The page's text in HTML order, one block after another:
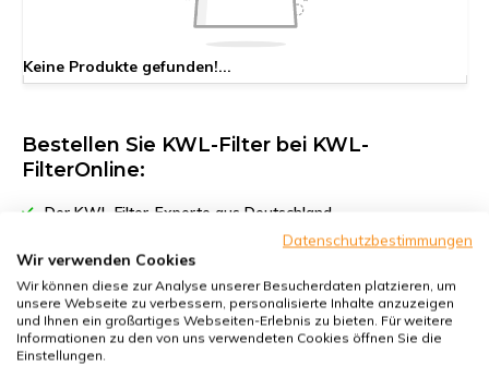
Keine Produkte gefunden!...
Bestellen Sie KWL-Filter bei KWL-
FilterOnline:
Der KWL-Filter-Experte aus Deutschland
Garantiert perfekte Passform
Käuferschutz mit Trusted Shops
Kostenloser Erinnerungsservice
Datenschutzbestimmungen
Wir verwenden Cookies
Wir können diese zur Analyse unserer Besucherdaten platzieren, um
unsere Webseite zu verbessern, personalisierte Inhalte anzuzeigen
und Ihnen ein großartiges Webseiten-Erlebnis zu bieten. Für weitere
Informationen zu den von uns verwendeten Cookies öffnen Sie die
Einstellungen.